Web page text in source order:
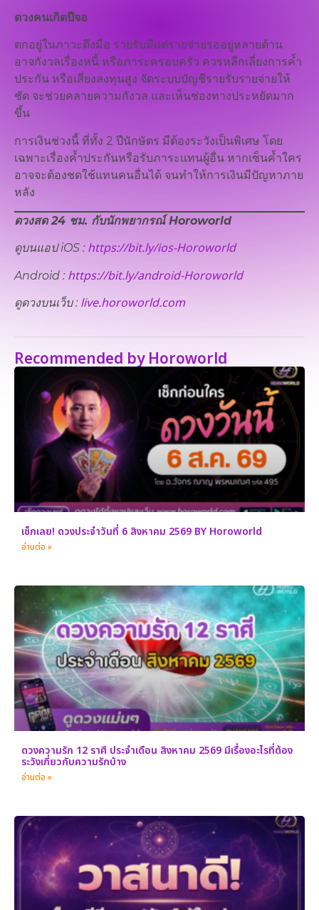
ดวงคนเกิดปีจอ
ตกอยู่ในภาวะตึงมือ รายรับมีแต่รายจ่ายรออยู่หลายด้าน
อาจกังวลเรื่องหนี้ หรือภาระครอบครัว ควรหลีกเลี่ยงการค้ำ
ประกัน หรือเสี่ยงลงทุนสูง จัดระบบบัญชีรายรับรายจ่ายให้
ชัด จะช่วยคลายความกังวล และเห็นช่องทางประหยัดมาก
ขึ้น
การเงินช่วงนี้ ที่ทั้ง 2 ปีนักษัตร มีต้องระวังเป็นพิเศษ โดย
เฉพาะเรื่องค้ำประกันหรือรับภาระแทนผู้อื่น หากเซ็นค้ำใคร
อาจจะต้องชดใช้แทนคนอื่นได้ จนทำให้การเงินมีปัญหาภาย
หลัง
ดวงสด 24 ชม. กับนักพยากรณ์ Horoworld
ดูบนแอป iOS : https://bit.ly/ios-Horoworld
Android : https://bit.ly/android-Horoworld
ดูดวงบนเว็บ​ : live.horoworld.com
Recommended by Horoworld
เช็กเลย! ดวงประจำวันที่ 6 สิงหาคม 2569 BY Horoworld
อ่านต่อ »
ดวงความรัก 12 ราศี ประจำเดือน สิงหาคม 2569 มีเรื่องอะไรที่ต้อง
ระวังเกี่ยวกับความรักบ้าง
อ่านต่อ »